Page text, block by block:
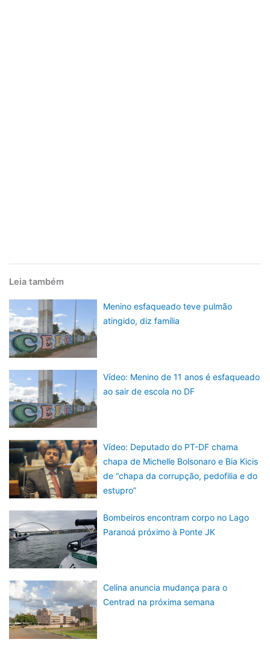
Leia também
Menino esfaqueado teve pulmão
atingido, diz família
Vídeo: Menino de 11 anos é esfaqueado
ao sair de escola no DF
Vídeo: Deputado do PT-DF chama
chapa de Michelle Bolsonaro e Bia Kicis
de “chapa da corrupção, pedofilia e do
estupro”
Bombeiros encontram corpo no Lago
Paranoá próximo à Ponte JK
Celina anuncia mudança para o
Centrad na próxima semana